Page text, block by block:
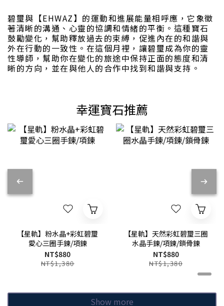
碧璽與【EHWAZ】的運動和進展能量相呼應，它象徵
著清晰的溝通、心靈的協調和情緒的平衡。這種寶石
鼓勵變化，幫助釋放過去的束縛，促進內在的和諧與
外在行動的一致性。在這個月裡，讓碧璽成為你的靈
性導師，幫助你在變化的旅途中保持正面的態度和清
晰的方向，並在與他人的合作中找到和諧與支持。
幸運寶石推薦
【星軌】粉水晶+彩虹碧璽
愛心三圈手鍊/項鍊
NT$880
NT$1,380
【星軌】天然彩虹碧璽三圈
水晶手鍊/項鍊/鎖骨鍊
NT$880
NT$1,380
Show more